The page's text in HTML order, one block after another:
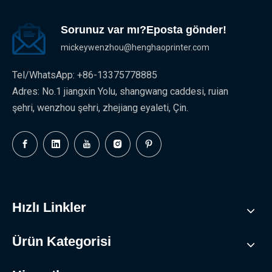
Sorunuz var mı?Eposta gönder!
mickeywenzhou@henghaoprinter.com
Tel/WhatsApp: +86-13375778885
Adres: No.1 jiangxin Yolu, shangwang caddesi, ruian
şehri, wenzhou şehri, zhejiang eyaleti, Çin.
Hızlı Linkler
Ürün Kategorisi